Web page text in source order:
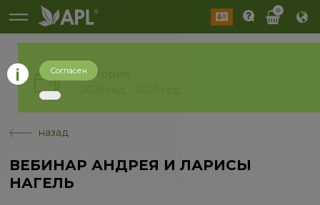
0
История
назад
ВЕБИНАР АНДРЕЯ И ЛАРИСЫ
НАГЕЛЬ
Согласен